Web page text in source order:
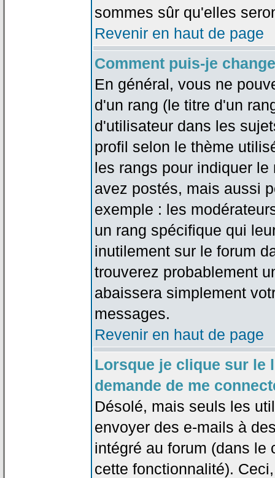
sommes sûr qu'elles
Revenir en haut de page
Comment puis-je
En général, vous ne
d'un rang (le titre d'un
d'utilisateur dans les
profil selon le thème
les rangs pour indiquer
avez postés, mais aussi
exemple : les
un rang spécifique qui
inutilement sur le forum
trouverez probablement
abaissera simplement
messages.
Revenir en haut de page
Lorsque je clique sur le
demande de me
Désolé, mais seuls les
envoyer des e-mails à
intégré au forum (dans le
cette fonctionnalité).